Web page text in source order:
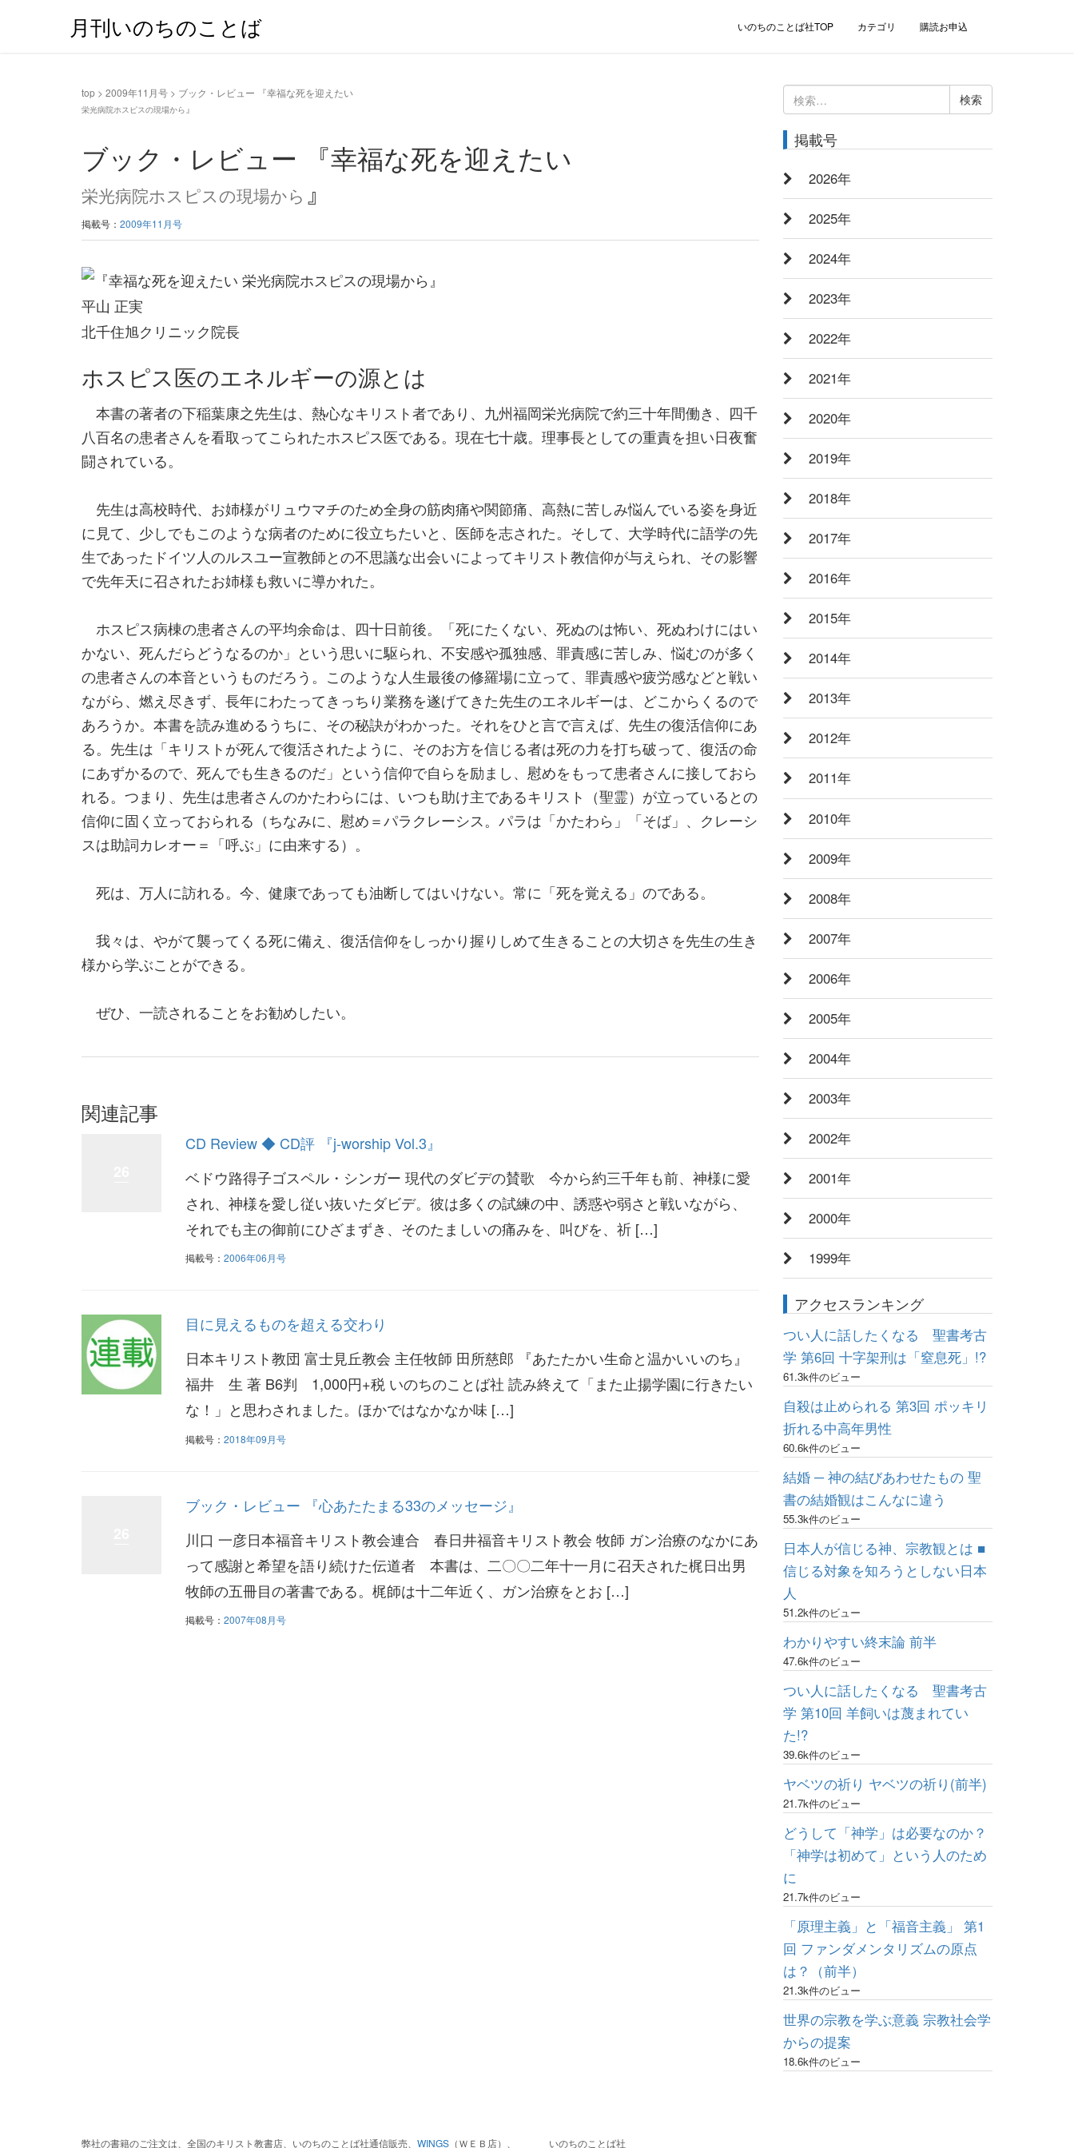
月刊いのちのことば いのちのことば社TOP カテゴリ 購読お申込
top > 2009年11月号 > ブック・レビュー 『幸福な死を迎えたい
栄光病院ホスピスの現場から 』
ブック・レビュー 『幸福な死を迎えたい
栄光病院ホスピスの現場から 』
掲載号： 2009年11月号
平山 正実
北千住旭クリニック院長
ホスピス医のエネルギーの源とは
本書の著者の下稲葉康之先生は、熱心なキリスト者であり、九州福岡栄光病院で約三十年間働き、四千
八百名の患者さんを看取ってこられたホスピス医である。現在七十歳。理事長としての重責を担い日夜奮
闘されている。
先生は高校時代、お姉様がリュウマチのため全身の筋肉痛や関節痛、高熱に苦しみ悩んでいる姿を身近
に見て、少しでもこのような病者のために役立ちたいと、医師を志された。そして、大学時代に語学の先
生であったドイツ人のルスユー宣教師との不思議な出会いによってキリスト教信仰が与えられ、その影響
で先年天に召されたお姉様も救いに導かれた。
ホスピス病棟の患者さんの平均余命は、四十日前後。「死にたくない、死ぬのは怖い、死ぬわけにはい
かない、死んだらどうなるのか」という思いに駆られ、不安感や孤独感、罪責感に苦しみ、悩むのが多く
の患者さんの本音というものだろう。このような人生最後の修羅場に立って、罪責感や疲労感などと戦い
ながら、燃え尽きず、長年にわたってきっちり業務を遂げてきた先生のエネルギーは、どこからくるので
あろうか。本書を読み進めるうちに、その秘訣がわかった。それをひと言で言えば、先生の復活信仰にあ
る。先生は「キリストが死んで復活されたように、そのお方を信じる者は死の力を打ち破って、復活の命
にあずかるので、死んでも生きるのだ」という信仰で自らを励まし、慰めをもって患者さんに接しておら
れる。つまり、先生は患者さんのかたわらには、いつも助け主であるキリスト（聖霊）が立っているとの
信仰に固く立っておられる（ちなみに、慰め＝パラクレーシス。パラは「かたわら」「そば」、クレーシ
スは助詞カレオー＝「呼ぶ」に由来する）。
死は、万人に訪れる。今、健康であっても油断してはいけない。常に「死を覚える」のである。
我々は、やがて襲ってくる死に備え、復活信仰をしっかり握りしめて生きることの大切さを先生の生き
様から学ぶことができる。
ぜひ、一読されることをお勧めしたい。
関連記事
CD Review ◆ CD評 『j-worship Vol.3』
ベドウ路得子ゴスペル・シンガー 現代のダビデの賛歌 今から約三千年も前、神様に愛
され、神様を愛し従い抜いたダビデ。彼は多くの試練の中、誘惑や弱さと戦いながら、
それでも主の御前にひざまずき、そのたましいの痛みを、叫びを、祈 […]
掲載号： 2006年06月号
目に見えるものを超える交わり
日本キリスト教団 富士見丘教会 主任牧師 田所慈郎 『あたたかい生命と温かいいのち』
福井 生 著 B6判 1,000円+税 いのちのことば社 読み終えて「また止揚学園に行きたい
な！」と思わされました。ほかではなかなか味 […]
掲載号： 2018年09月号
ブック・レビュー 『心あたたまる33のメッセージ』
川口 一彦日本福音キリスト教会連合 春日井福音キリスト教会 牧師 ガン治療のなかにあ
って感謝と希望を語り続けた伝道者 本書は、二〇〇二年十一月に召天された梶日出男
牧師の五冊目の著書である。梶師は十二年近く、ガン治療をとお […]
掲載号： 2007年08月号
検
索:
掲載号
2026年
2025年
2024年
2023年
2022年
2021年
2020年
2019年
2018年
2017年
2016年
2015年
2014年
2013年
2012年
2011年
2010年
2009年
2008年
2007年
2006年
2005年
2004年
2003年
2002年
2001年
2000年
1999年
アクセスランキング
つい人に話したくなる 聖書考古
学 第6回 十字架刑は「窒息死」!?
61.3k件のビュー
自殺は止められる 第3回 ポッキリ
折れる中高年男性
60.6k件のビュー
結婚 ─ 神の結びあわせたもの 聖
書の結婚観はこんなに違う
55.3k件のビュー
日本人が信じる神、宗教観とは ■
信じる対象を知ろうとしない日本
人
51.2k件のビュー
わかりやすい終末論 前半
47.6k件のビュー
つい人に話したくなる 聖書考古
学 第10回 羊飼いは蔑まれてい
た!?
39.6k件のビュー
ヤベツの祈り ヤベツの祈り(前半)
21.7k件のビュー
どうして「神学」は必要なのか？
「神学は初めて」という人のため
に
21.7k件のビュー
「原理主義」と「福音主義」 第1
回 ファンダメンタリズムの原点
は？（前半）
21.3k件のビュー
世界の宗教を学ぶ意義 宗教社会学
からの提案
18.6k件のビュー
弊社の書籍のご注文は、全国のキリスト教書店、いのちのことば社通信販売、 WINGS （ＷＥＢ店）、 いのちのことば社